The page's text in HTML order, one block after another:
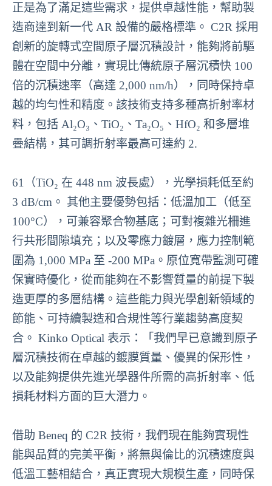
正是為了滿足這些需求，提供卓越性能，幫助製
造商達到新一代 AR 設備的嚴格標準。 C2R 採用
創新的旋轉式空間原子層沉積設計，能夠將前驅
體在空間中分離，實現比傳統原子層沉積快 100
倍的沉積速率（高達 2,000 nm/h），同時保持卓
越的均勻性和精度。該技術支持多種高折射率材
料，包括 Al₂O₃、TiO₂、Ta₂O₅、HfO₂ 和多層堆
疊結構，其可調折射率最高可達約 2.
61（TiO₂ 在 448 nm 波長處），光學損耗低至約
3 dB/cm。 其他主要優勢包括：低溫加工（低至
100°C），可兼容聚合物基底；可對複雜光柵進
行共形間隙填充；以及零應力鍍層，應力控制範
圍為 1,000 MPa 至 -200 MPa。原位寬帶監測可確
保實時優化，從而能夠在不影響質量的前提下製
造更厚的多層結構。這些能力與光學創新領域的
節能、可持續製造和合規性等行業趨勢高度契
合。 Kinko Optical 表示：「我們早已意識到原子
層沉積技術在卓越的鍍膜質量、優異的保形性，
以及能夠提供先進光學器件所需的高折射率、低
損耗材料方面的巨大潛力。
借助 Beneq 的 C2R 技術，我們現在能夠實現性
能與品質的完美平衡，將無與倫比的沉積速度與
低溫工藝相結合，真正實現大規模生產，同時保